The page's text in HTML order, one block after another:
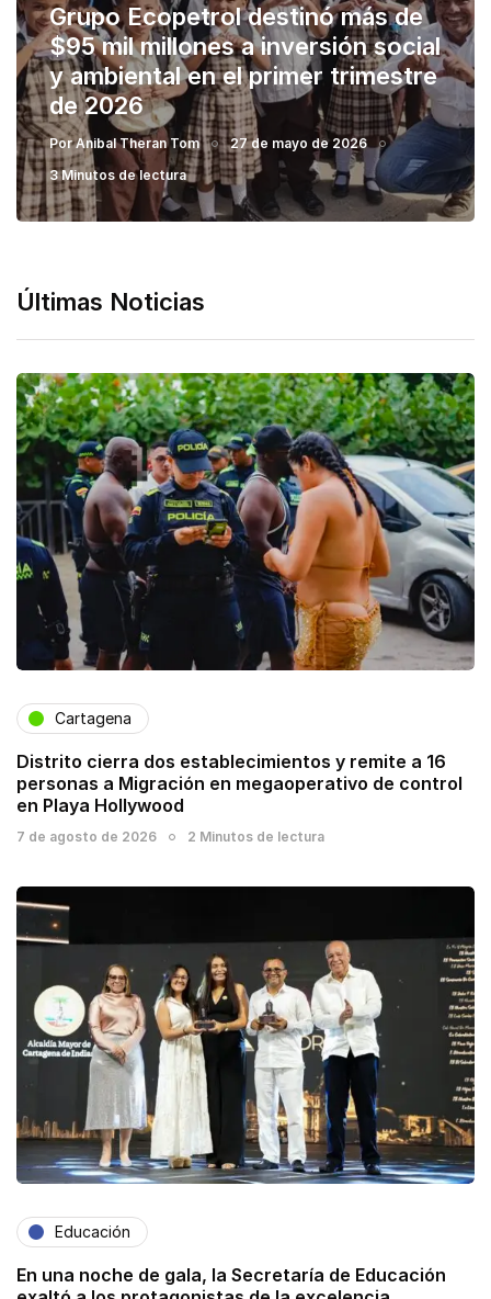
Grupo Ecopetrol destinó más de
$95 mil millones a inversión social
y ambiental en el primer trimestre
de 2026
PorAnibal Theran Tom
27 de mayo de 2026
3 Minutos de lectura
Últimas Noticias
Cartagena
Distrito cierra dos establecimientos y remite a 16
personas a Migración en megaoperativo de control
en Playa Hollywood
7 de agosto de 2026 2 Minutos de lectura
Educación
En una noche de gala, la Secretaría de Educación